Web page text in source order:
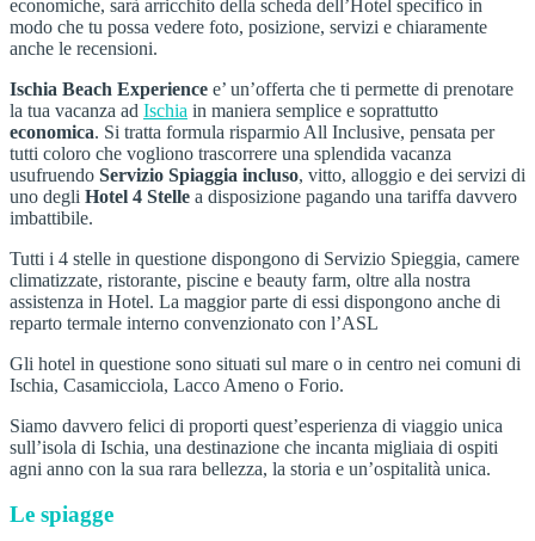
economiche, sarà arricchito della scheda dell’Hotel specifico in
modo che tu possa vedere foto, posizione, servizi e chiaramente
anche le recensioni.
Ischia Beach Experience e’ un’offerta che ti permette di prenotare
la tua vacanza ad Ischia in maniera semplice e soprattutto
economica. Si tratta formula risparmio All Inclusive, pensata per
tutti coloro che vogliono trascorrere una splendida vacanza
usufruendo Servizio Spiaggia incluso, vitto, alloggio e dei servizi di
uno degli Hotel 4 Stelle a disposizione pagando una tariffa davvero
imbattibile.
Tutti i 4 stelle in questione dispongono di Servizio Spieggia, camere
climatizzate, ristorante, piscine e beauty farm, oltre alla nostra
assistenza in Hotel. La maggior parte di essi dispongono anche di
reparto termale interno convenzionato con l’ASL
Gli hotel in questione sono situati sul mare o in centro nei comuni di
Ischia, Casamicciola, Lacco Ameno o Forio.
Siamo davvero felici di proporti quest’esperienza di viaggio unica
sull’isola di Ischia, una destinazione che incanta migliaia di ospiti
agni anno con la sua rara bellezza, la storia e un’ospitalità unica.
Le spiagge